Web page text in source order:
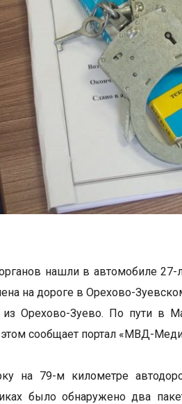
нашли в автомобиле
на дороге в Орехово-
из Орехово-Зуево. По пути в
сообщает портал «МВД-
на 79-м километре
было обнаружено два